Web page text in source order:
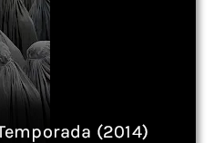
(2014)